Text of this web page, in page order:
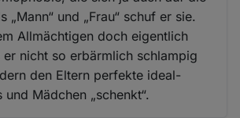
„Mann“ und „Frau“ schuf er sie.
Allmächtigen doch eigentlich
er nicht so erbärmlich schlampig
den Eltern perfekte ideal-
Mädchen „schenkt“.